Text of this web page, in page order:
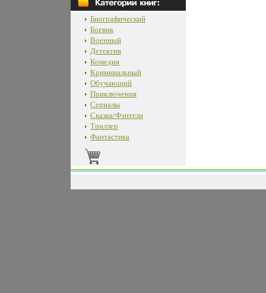
Биографический
Боевик
Военный
Детектив
Комедия
Криминальный
Обучающий
Приключения
Сериалы
Сказка/Фэнтези
Триллер
Фантастика